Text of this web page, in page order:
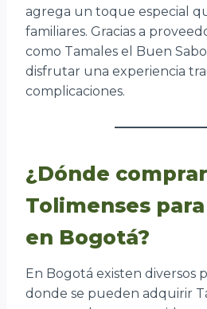
agrega un toque especial
familiares. Gracias a
como Tamales el Buen
disfrutar una experiencia
complicaciones.
¿Dónde
Tolimenses
en Bogotá?
En Bogotá existen diversos
donde se pueden adquirir